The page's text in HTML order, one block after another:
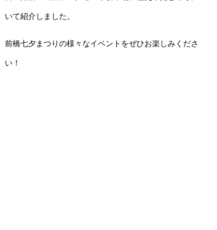
いて紹介しました。
前橋七夕まつりの様々なイベントをぜひお楽しみくださ
い！